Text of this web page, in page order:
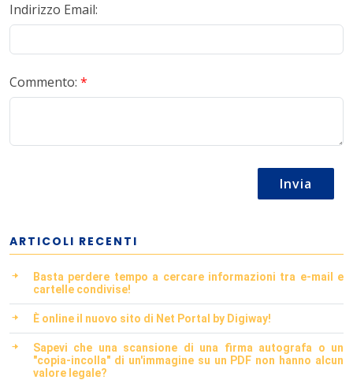
Indirizzo Email:
Commento: *
Invia
ARTICOLI RECENTI
Basta perdere tempo a cercare informazioni tra e-mail e
cartelle condivise!
È online il nuovo sito di Net Portal by Digiway!
Sapevi che una scansione di una firma autografa o un
"copia-incolla" di un'immagine su un PDF non hanno alcun
valore legale?